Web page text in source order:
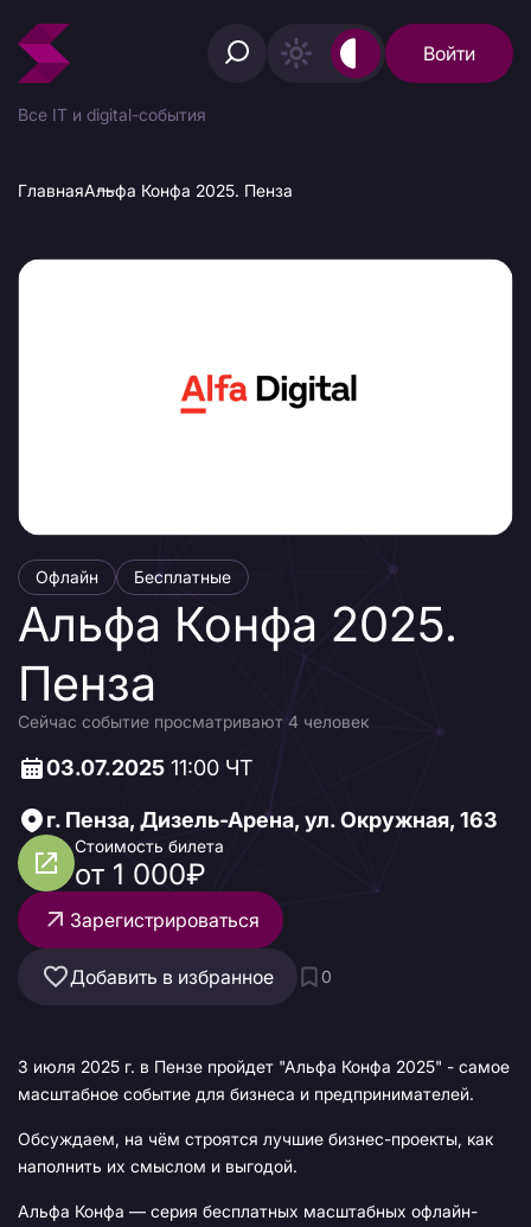
Войти
Все IT и digital-события
ГлавнаяАльфа Конфа 2025. Пенза
Офлайн Бесплатные
Альфа Конфа 2025.
Пенза
Сейчас событие просматривают 4 человек
03.07.2025 11:00 ЧТ
г. Пенза, Дизель-Арена, ул. Окружная, 163
Стоимость билета
от 1 000₽
Зарегистрироваться
Добавить в избранное 0
3 июля 2025 г. в Пензе пройдет "Альфа Конфа 2025" - самое
масштабное событие для бизнеса и предпринимателей.
Обсуждаем, на чём строятся лучшие бизнес-проекты, как
наполнить их смыслом и выгодой.
Альфа Конфа — серия бесплатных масштабных офлайн-